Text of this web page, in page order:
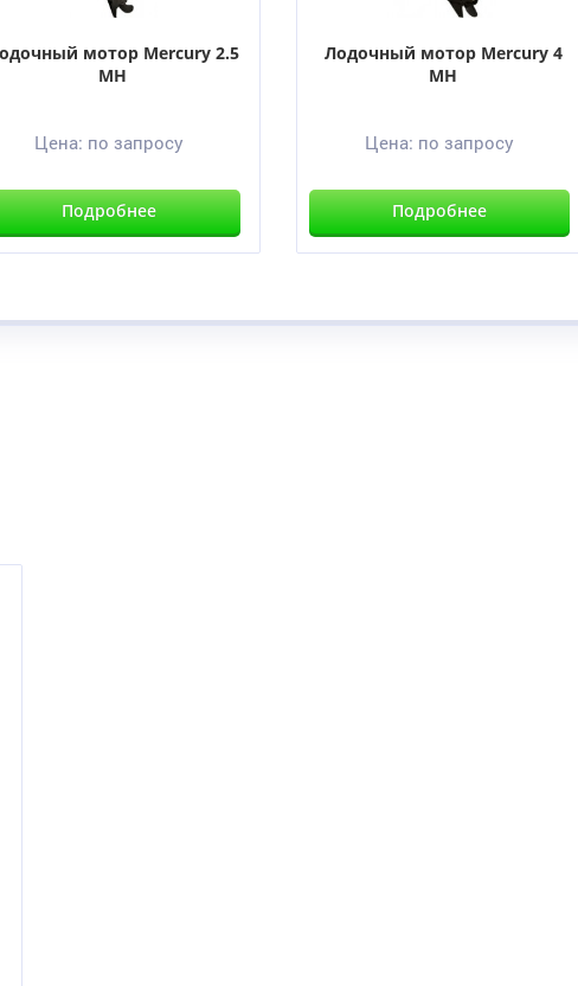
мотор Mercury 2.5
MH
Цена: по запросу
Подробнее
Лодочный мотор Mercury 4
MH
Цена: по запросу
Подробнее